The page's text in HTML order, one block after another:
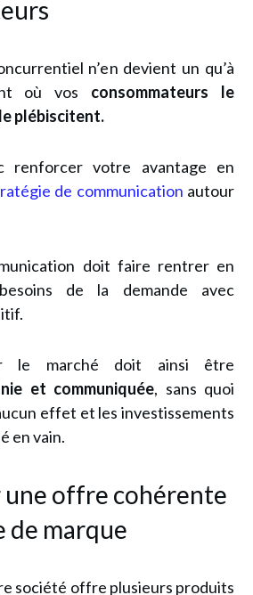
n’en devient un qu’à
où vos consommateurs le
plébiscitent.
renforcer votre avantage en
de communication autour
doit faire rentrer en
de la demande avec
le marché doit ainsi être
et communiquée, sans quoi
effet et les investissements
en vain.
une offre cohérente
de marque
société offre plusieurs produits